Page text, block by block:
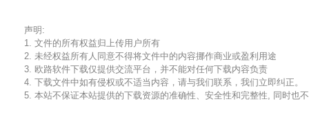
声明:
1. 文件的所有权益归上传用户所有
2. 未经权益所有人同意不得将文件中的内容挪作商业或盈利用途
3. 欧路软件下载仅提供交流平台，并不能对任何下载内容负责
4. 下载文件中如有侵权或不适当内容，请与我们联系，我们立即纠正。
5. 本站不保证本站提供的下载资源的准确性、安全性和完整性, 同时也